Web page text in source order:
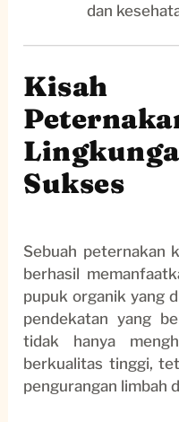
dan
Kisah
Sukses
Sebuah peternakan
berhasil
pupuk organik yang
pendekatan yang
tidak hanya
berkualitas tinggi,
pengurangan limbah